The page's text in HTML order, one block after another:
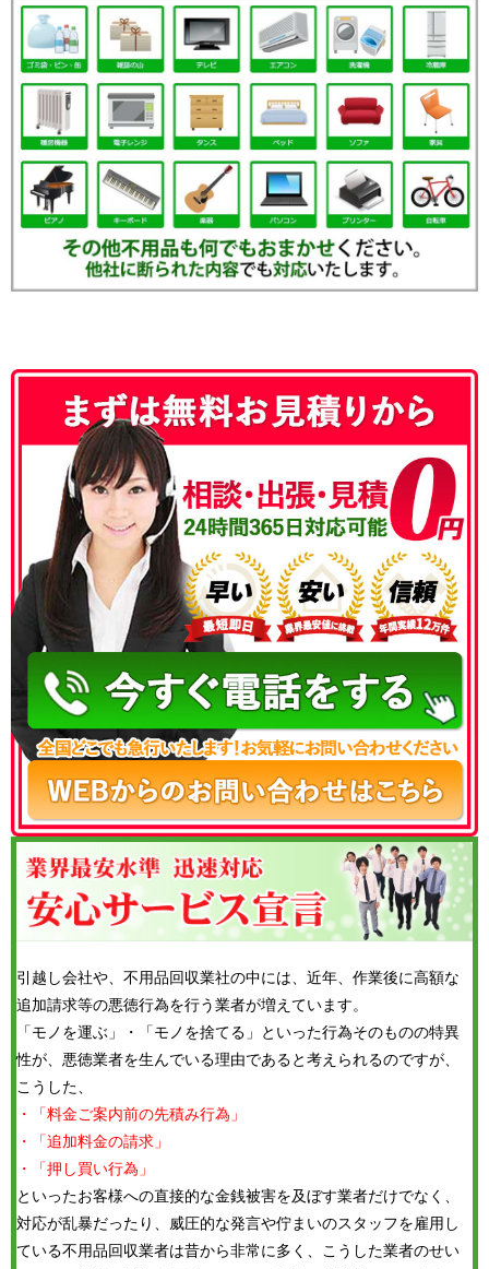
050-3186-4780
引越し会社や、不用品回収業社の中には、近年、作業後に高額な
追加請求等の悪徳行為を行う業者が増えています。
「モノを運ぶ」・「モノを捨てる」といった行為そのものの特異
性が、悪徳業者を生んでいる理由であると考えられるのですが、
こうした、
・「料金ご案内前の先積み行為」
・「追加料金の請求」
・「押し買い行為」
といったお客様への直接的な金銭被害を及ぼす業者だけでなく、
対応が乱暴だったり、威圧的な発言や佇まいのスタッフを雇用し
ている不用品回収業者は昔から非常に多く、こうした業者のせい